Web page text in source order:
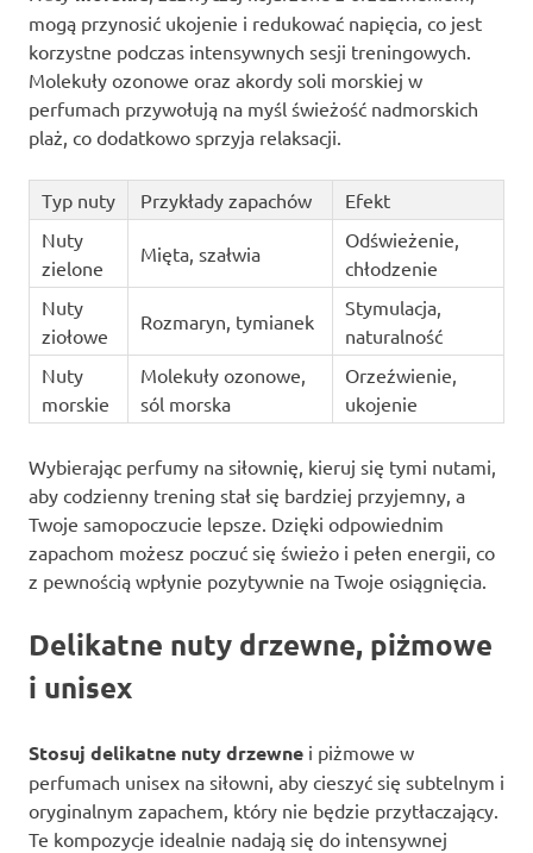
mogą przynosić ukojenie i redukować napięcia, co jest
korzystne podczas intensywnych sesji treningowych.
Molekuły ozonowe oraz akordy soli morskiej w
perfumach przywołują na myśl świeżość nadmorskich
plaż, co dodatkowo sprzyja relaksacji.
Typ nuty Przykłady zapachów
Efekt
Nuty
zielone
Mięta, szałwia
Odświeżenie,
chłodzenie
Nuty
ziołowe
Rozmaryn, tymianek
Stymulacja,
naturalność
Nuty
morskie
Molekuły ozonowe,
sól morska
Orzeźwienie,
ukojenie
Wybierając perfumy na siłownię, kieruj się tymi nutami,
aby codzienny trening stał się bardziej przyjemny, a
Twoje samopoczucie lepsze. Dzięki odpowiednim
zapachom możesz poczuć się świeżo i pełen energii, co
z pewnością wpłynie pozytywnie na Twoje osiągnięcia.
Delikatne nuty drzewne, piżmowe
i unisex
Stosuj delikatne nuty drzewne i piżmowe w
perfumach unisex na siłowni, aby cieszyć się subtelnym i
oryginalnym zapachem, który nie będzie przytłaczający.
Te kompozycje idealnie nadają się do intensywnej